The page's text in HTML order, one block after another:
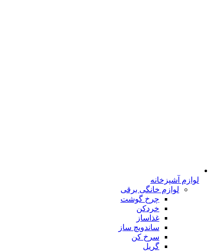
لوازم آشپزخانه
لوازم خانگی برقی
چرخ گوشت
خردکن
غذاساز
ساندویچ ساز
سرخ کن
گریل